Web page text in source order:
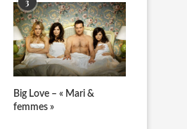
3
Big Love – « Mari &
femmes »